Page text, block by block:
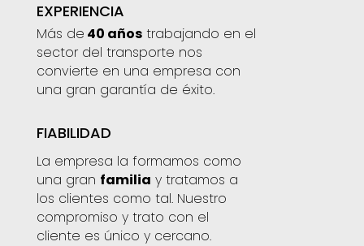
EXPERIENCIA
Más de 40 añostrabajando en el
sector del transporte nos
convierte en una empresa con
una gran garantía de éxito.
FIABILIDAD
La empresa la formamos como
una gran familia y tratamos a
los clientes como tal. Nuestro
compromiso y trato con el
cliente es único y cercano.